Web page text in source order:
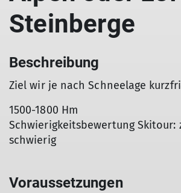
Steinberge
Beschreibung
Ziel wir je nach Schneelage
1500-1800 Hm
Schwierigkeitsbewertung Skitour:
schwierig
Voraussetzungen